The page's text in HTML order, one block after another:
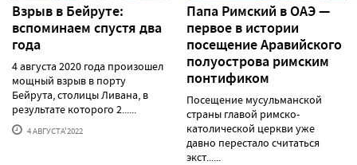
Взрыв в Бейруте:
вспоминаем спустя два
года
4 августа 2020 года произошел
мощный взрыв в порту
Бейрута, столицы Ливана, в
результате которого 2......
4 АВГУСТА'2022
Папа Римский в ОАЭ —
первое в истории
посещение Аравийского
полуострова римским
понтификом
Посещение мусульманской
страны главой римско-
католической церкви уже
давно перестало считаться
экст......